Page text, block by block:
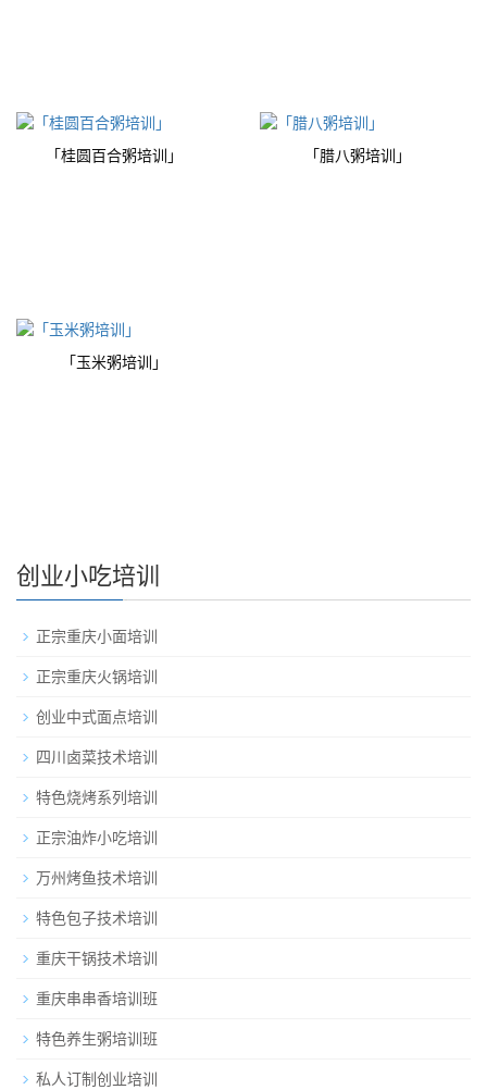
「桂圆百合粥培训」 「腊八粥培训」
「玉米粥培训」
创业小吃培训
正宗重庆小面培训
正宗重庆火锅培训
创业中式面点培训
四川卤菜技术培训
特色烧烤系列培训
正宗油炸小吃培训
万州烤鱼技术培训
特色包子技术培训
重庆干锅技术培训
重庆串串香培训班
特色养生粥培训班
私人订制创业培训